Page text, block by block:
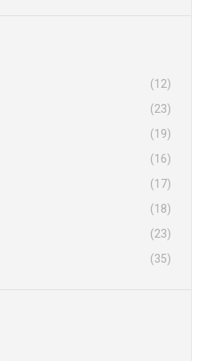
(12)
(23)
(19)
(16)
(17)
(18)
(23)
(35)